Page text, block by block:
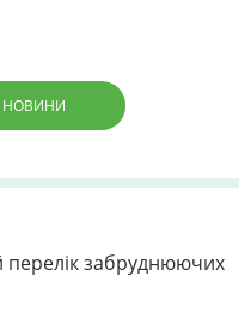
НОВИНИ
забруднюючих